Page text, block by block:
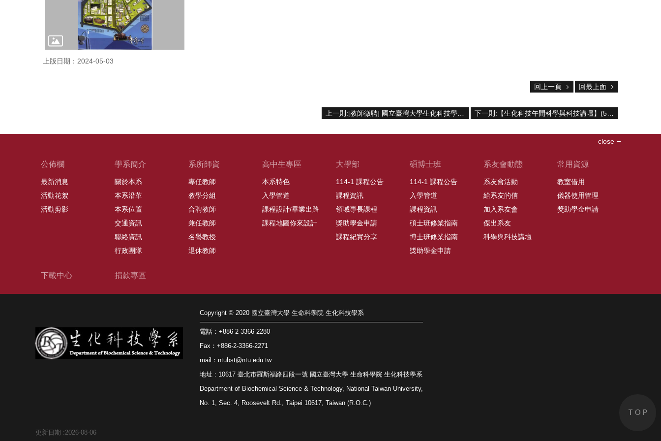
上版日期：2024-05-03
回上一頁 回最上面
close
公佈欄
最新消息
活動花絮
活動剪影
學系簡介
關於本系
本系沿革
本系位置
交通資訊
聯絡資訊
行政團隊
系所師資
專任教師
教學分組
合聘教師
兼任教師
名譽教授
退休教師
高中生專區
本系特色
入學管道
課程設計/畢業出路
課程地圖你來設計
大學部
114-1 課程公告
課程資訊
領域專長課程
獎助學金申請
課程紀實分享
碩博士班
114-1 課程公告
入學管道
課程資訊
碩士班修業指南
博士班修業指南
獎助學金申請
系友會動態
系友會活動
給系友的信
加入系友會
傑出系友
科學與科技講壇
常用資源
教室借用
儀器使用管理
獎助學金申請
下載中心 捐款專區
Copyright © 2020 國立臺灣大學 生命科學院 生化科技學系
電話：+886-2-3366-2280
Fax：+886-2-3366-2271
mail：ntubst@ntu.edu.tw
地址 : 10617 臺北市羅斯福路四段一號 國立臺灣大學 生命科學院 生化科技學系
Department of Biochemical Science & Technology, National Taiwan University,
No. 1, Sec. 4, Roosevelt Rd., Taipei 10617, Taiwan (R.O.C.)
更新日期 2026-08-06